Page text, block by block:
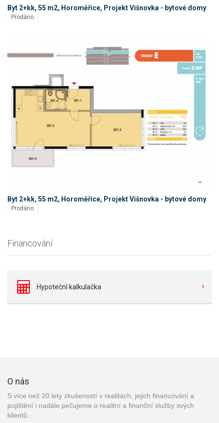
Byt 2+kk, 55 m2, Horoměřice, Projekt Višnovka - bytové domy
Prodáno
Byt 2+kk, 55 m2, Horoměřice, Projekt Višnovka - bytové domy
Prodáno
Financování
Hypoteční kalkulačka
O nás
S více než 20 lety zkušeností v realitách, jejich financování a
pojištění i nadále pečujeme o realitní a finanční služby svých
klientů.